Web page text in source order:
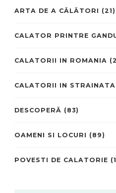
ARTA DE A CĂLĂTORI (21)
CALATOR PRINTRE
CALATORII IN ROMANIA
CALATORII IN
DESCOPERĂ (83)
OAMENI SI LOCURI (89)
POVESTI DE CALATORIE